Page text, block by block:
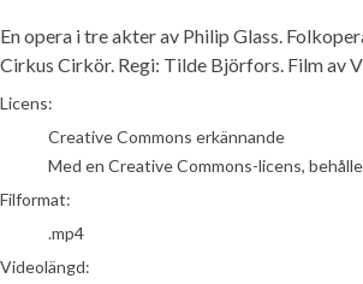
En opera i tre akter av Philip Glass.
Cirkus Cirkör. Regi: Tilde Björfors. Film av
go to media item
Licens:
Creative Commons erkännande
Med en Creative Commons-licens,
Filformat:
.mp4
Videolängd: